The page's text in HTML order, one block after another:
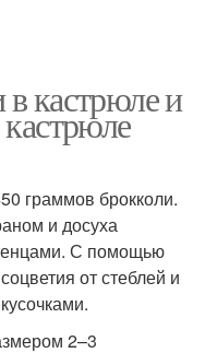
в кастрюле и
граммов брокколи.
и досуха
С помощью
от стеблей и
2–3